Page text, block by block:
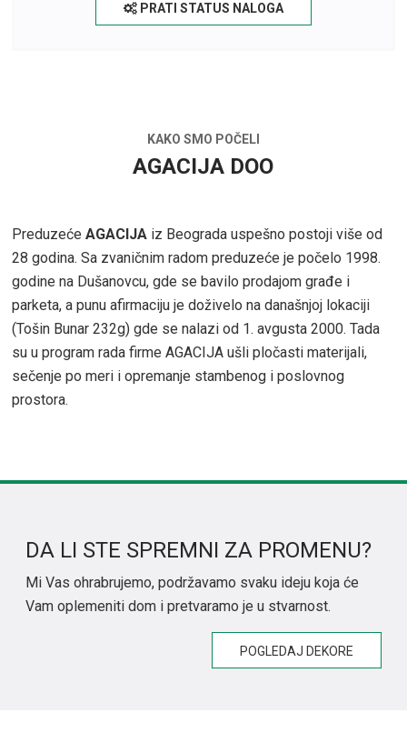
PRATI STATUS NALOGA
KAKO SMO POČELI
AGACIJA DOO
PreduzećeAGACIJA iz Beograda uspešno postoji više od
28 godina. Sa zvaničnim radom preduzeće je počelo 1998.
godine na Dušanovcu, gde se bavilo prodajom građe i
parketa, a punu afirmaciju je doživelo na današnjoj lokaciji
(Tošin Bunar 232g) gde se nalazi od 1. avgusta 2000. Tada
su u program rada firme AGACIJA ušli pločasti materijali,
sečenje po meri i opremanje stambenog i poslovnog
prostora.
DA LI STE SPREMNI ZA PROMENU?
Mi Vas ohrabrujemo, podržavamo svaku ideju koja će
Vam oplemeniti dom i pretvaramo je u stvarnost.
POGLEDAJ DEKORE